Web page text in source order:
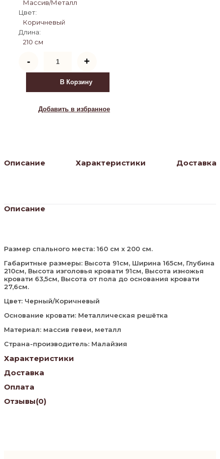
Массив/Металл
Цвет:
Коричневый
Длина:
210 см
-
товара
Кровать
126
+
В Корзину
Добавить в избранное
Описание Характеристики Доставка
Описание
Размер спального места: 160 см x 200 см.
Габаритные размеры: Высота 91см, Ширина 165см, Глубина
210см, Высота изголовья кровати 91см, Высота изножья
кровати 63,5см, Высота от пола до основания кровати
27,6см.
Цвет: Черный/Коричневый
Основание кровати: Металлическая решётка
Материал: массив гевеи, металл
Страна-производитель: Малайзия
Характеристики
Доставка
Оплата
Отзывы(0)